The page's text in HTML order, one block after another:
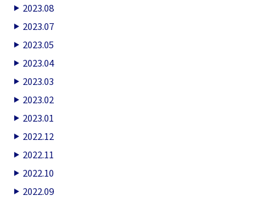
2023.08
2023.07
2023.05
2023.04
2023.03
2023.02
2023.01
2022.12
2022.11
2022.10
2022.09